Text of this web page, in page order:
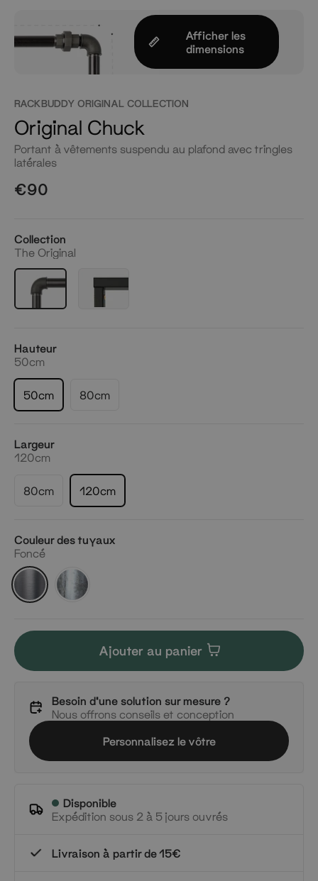
Afficher les
dimensions
RACKBUDDY ORIGINAL COLLECTION
Original Chuck
Portant à vêtements suspendu au plafond avec tringles
latérales
€90
Collection
The Original
Hauteur
50cm
50cm 80cm
Largeur
120cm
80cm 120cm
Couleur des tuyaux
Foncé
Foncé Argenté
Ajouter au panier
Besoin d'une solution sur mesure ?
Nous offrons conseils et conception
Personnalisez le vôtre
Disponible
Expédition sous 2 à 5 jours ouvrés
Livraison à partir de 15€